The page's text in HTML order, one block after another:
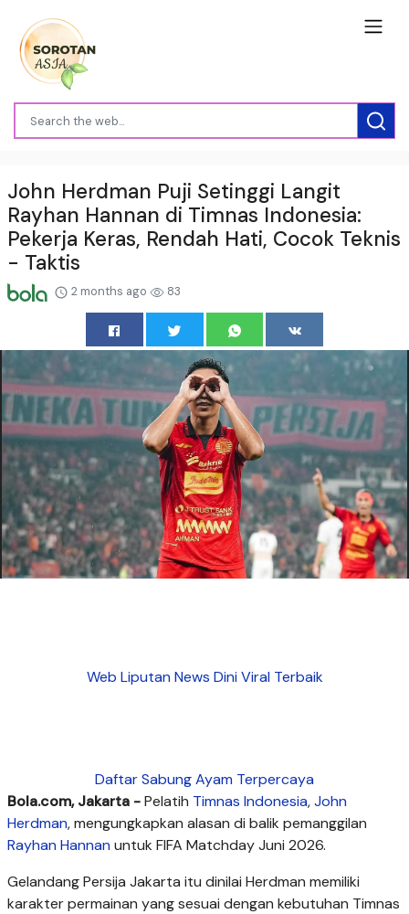
John Herdman Puji Setinggi Langit
Rayhan Hannan di Timnas Indonesia:
Pekerja Keras, Rendah Hati, Cocok Teknis
- Taktis
2 months ago 83
Web Liputan News Dini Viral Terbaik
Daftar Sabung Ayam Terpercaya
Bola.com, Jakarta -Pelatih Timnas Indonesia,John
Herdman, mengungkapkan alasan di balik pemanggilan
Rayhan Hannan untuk FIFA Matchday Juni 2026.
Gelandang Persija Jakarta itu dinilai Herdman memiliki
karakter permainan yang sesuai dengan kebutuhan Timnas